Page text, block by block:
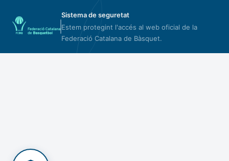
Sistema de seguretat
Estem protegint l'accés al web oficial de la
Federació Catalana de Bàsquet.